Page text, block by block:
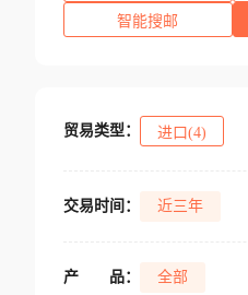
智能搜邮
贸易类型： 进口(4)
交易时间： 近三年
产 品： 全部